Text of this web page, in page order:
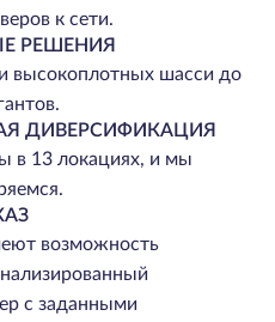
к сети.
РЕШЕНИЯ
высокоплотных шасси до
ДИВЕРСИФИКАЦИЯ
в 13 локациях, и мы
возможность
с заданными